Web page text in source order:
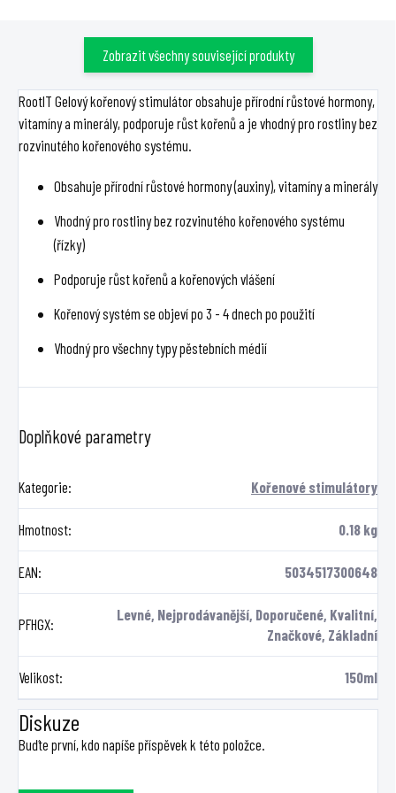
Zobrazit všechny související produkty
RootIT Gelový kořenový stimulátor obsahuje přírodní růstové hormony,
vitamíny a minerály, podporuje růst kořenů a je vhodný pro rostliny bez
rozvinutého kořenového systému.
Obsahuje přírodní růstové hormony (auxiny), vitamíny a minerály
Vhodný pro rostliny bez rozvinutého kořenového systému
(řízky)
Podporuje růst kořenů a kořenových vlášení
Kořenový systém se objeví po 3 - 4 dnech po použití
Vhodný pro všechny typy pěstebních médií
Doplňkové parametry
Kategorie: Kořenové stimulátory
Hmotnost: 0.18 kg
EAN: 5034517300648
PFHGX:
Levné, Nejprodávanější, Doporučené, Kvalitní,
Značkové, Základní
Velikost: 150ml
Diskuze
Buďte první, kdo napíše příspěvek k této položce.